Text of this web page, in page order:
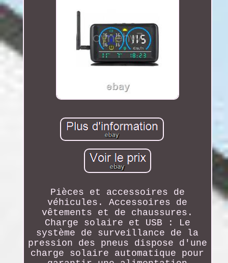
Pièces et accessoires de
véhicules. Accessoires de
vêtements et de chaussures.
Charge solaire et USB : Le
système de surveillance de la
pression des pneus dispose d'une
charge solaire automatique pour